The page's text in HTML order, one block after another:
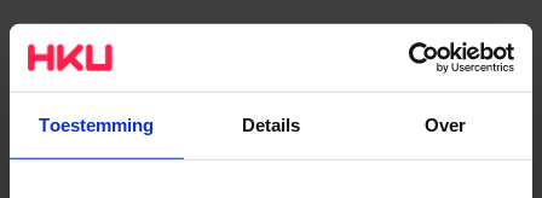
Toestemming Details Over
Eloise Visser-cello
· Leoš Janáček (1854-1928)
Pohádka
Pianobegeleiding: Léon Bak